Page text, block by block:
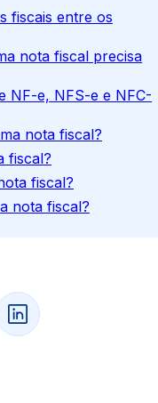
fiscais entre os
nota fiscal precisa
NF-e, NFS-e e NFC-
nota fiscal?
fiscal?
fiscal?
nota fiscal?